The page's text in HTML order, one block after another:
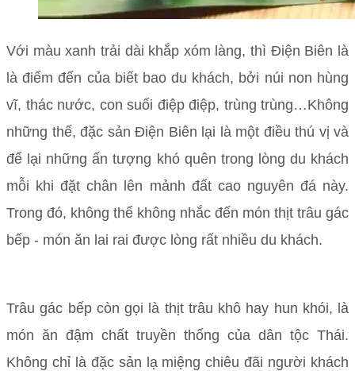
Với màu xanh trải dài khắp xóm làng, thì Điện Biên là
là điểm đến của biết bao du khách, bởi núi non hùng
vĩ, thác nước, con suối điệp điệp, trùng trùng…Không
những thế, đặc sản Điện Biên lại là một điều thú vị và
để lại những ấn tượng khó quên trong lòng du khách
mỗi khi đặt chân lên mảnh đất cao nguyên đá này.
Trong đó, không thể không nhắc đến món thịt trâu gác
bếp - món ăn lai rai được lòng rất nhiều du khách.
Trâu gác bếp còn gọi là thịt trâu khô hay hun khói, là
món ăn đậm chất truyền thống của dân tộc Thái.
Không chỉ là đặc sản lạ miệng chiêu đãi người khách